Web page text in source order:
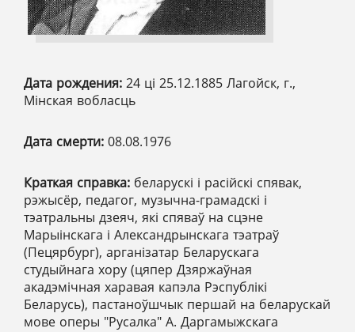
Дата рождения: 24 ці 25.12.1885 Лагойск, г.,
Мінская вобласць
Дата смерти: 08.08.1976
Краткая справка: беларускі і расійскі спявак,
рэжысёр, педагог, музычна-грамадскі і
тэатральны дзеяч, які спяваў на сцэне
Марыінскага і Александрынскага тэатраў
(Пецярбург), арганізатар Беларускага
студыйнага хору (цяпер Дзяржаўная
акадэмічная харавая капэла Рэспублікі
Беларусь), пастаноўшчык першай на беларускай
мове оперы "Русалка" А. Даргамыжскага